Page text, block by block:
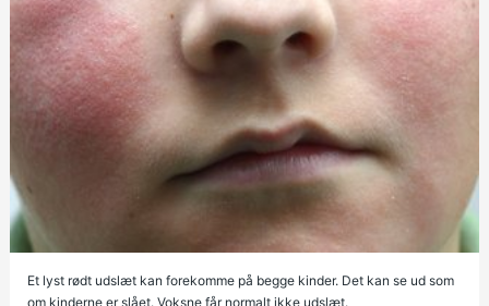
Et lyst rødt udslæt kan forekomme på begge kinder. Det kan se ud som
om kinderne er slået. Voksne får normalt ikke udslæt.